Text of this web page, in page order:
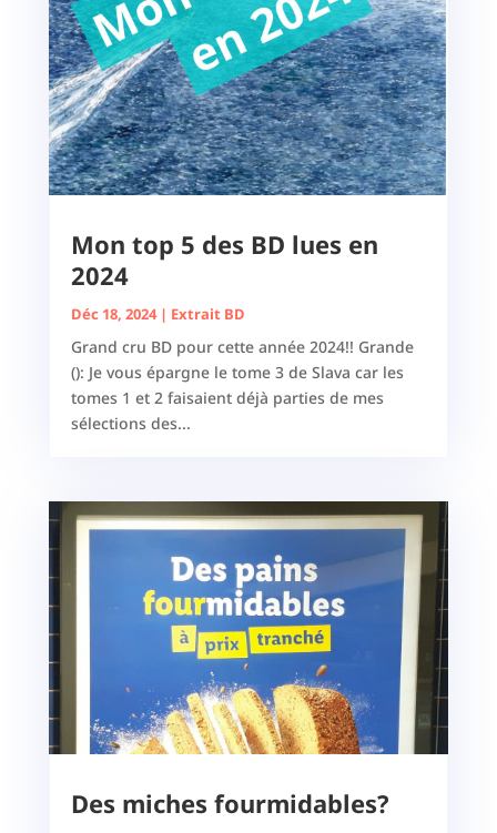
Mon top 5 des BD lues en
2024
Déc 18, 2024| Extrait BD
Grand cru BD pour cette année 2024!! Grande
(): Je vous épargne le tome 3 de Slava car les
tomes 1 et 2 faisaient déjà parties de mes
sélections des...
Des miches fourmidables?